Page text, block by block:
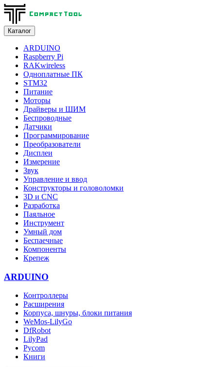
Каталог
ARDUINO
Raspberry Pi
RAKwireless
Одноплатные ПК
STM32
Питание
Моторы
Драйверы и ШИМ
Беспроводные
Датчики
Программирование
Преобразователи
Дисплеи
Измерение
Звук
Управление и ввод
Конструкторы и головоломки
3D и CNC
Разработка
Паяльное
Инструмент
Умный дом
Беспаечные
Компоненты
Крепеж
ARDUINO
Контроллеры
Расширения
Корпуса, шнуры, блоки питания
WeMos-LilyGo
DfRobot
LilyPad
Pycom
Книги